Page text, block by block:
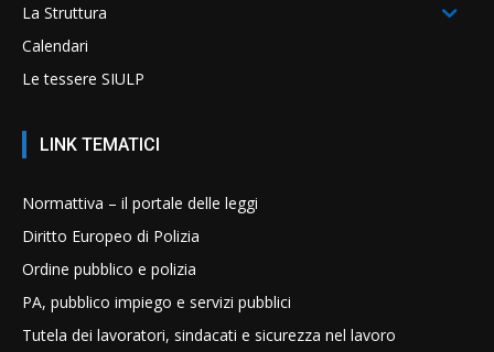
La Struttura
Calendari
Le tessere SIULP
LINK TEMATICI
Normattiva – il portale delle leggi
Diritto Europeo di Polizia
Ordine pubblico e polizia
PA, pubblico impiego e servizi pubblici
Tutela dei lavoratori, sindacati e sicurezza nel lavoro